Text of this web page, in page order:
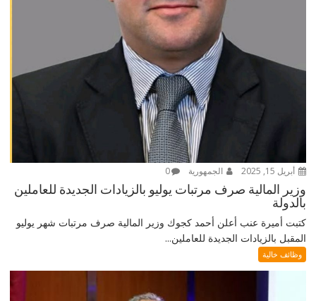
أبريل 15, 2025 الجمهورية 0
وزير المالية صرف مرتبات يوليو بالزيادات الجديدة للعاملين
بالدولة
كتبت أميرة عنب أعلن أحمد كجوك وزير المالية صرف مرتبات شهر يوليو
المقبل بالزيادات الجديدة للعاملين...
وظائف خالية